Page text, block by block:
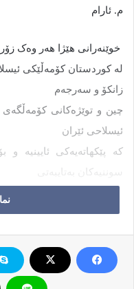
م. ئارام
خوێنه‌رانی هێژا هه‌ر وه‌ک
له‌ کوردستان کۆمه‌ڵێکی
زانکۆ و سه‌رجه‌م
چین و توێژه‌کانی
ئیسلاحی ئێران
که‌ پێکهاته‌یه‌کی‌ ئایینیه‌
سوننیه‌کان به‌تایبه‌تی
و هه‌موو ئه‌و
سه‌ره‌تاکانی
زۆره له پێناوی به‌رگری
له‌ مان و مه‌جوودیه‌ت و